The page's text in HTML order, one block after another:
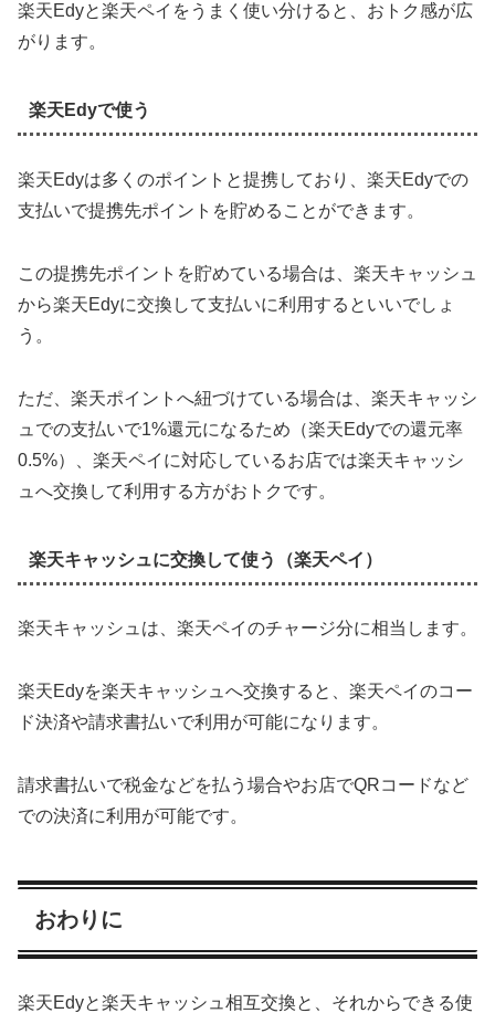
楽天Edyと楽天ペイをうまく使い分けると、おトク感が広
がります。
楽天Edyで使う
楽天Edyは多くのポイントと提携しており、楽天Edyでの
支払いで提携先ポイントを貯めることができます。
この提携先ポイントを貯めている場合は、楽天キャッシュ
から楽天Edyに交換して支払いに利用するといいでしょ
う。
ただ、楽天ポイントへ紐づけている場合は、楽天キャッシ
ュでの支払いで1%還元になるため（楽天Edyでの還元率
0.5%）、楽天ペイに対応しているお店では楽天キャッシ
ュへ交換して利用する方がおトクです。
楽天キャッシュに交換して使う（楽天ペイ）
楽天キャッシュは、楽天ペイのチャージ分に相当します。
楽天Edyを楽天キャッシュへ交換すると、楽天ペイのコー
ド決済や請求書払いで利用が可能になります。
請求書払いで税金などを払う場合やお店でQRコードなど
での決済に利用が可能です。
おわりに
楽天Edyと楽天キャッシュ相互交換と、それからできる使